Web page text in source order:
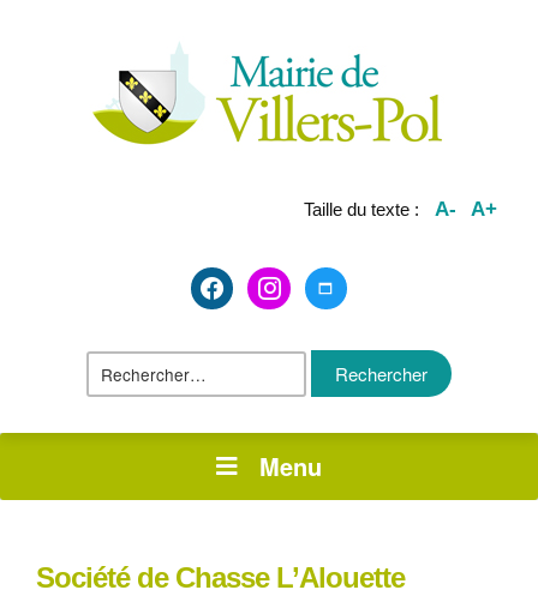
Taille du texte : A- A+
facebook2instagrammaximize
Rechercher :
Menu
Société de Chasse L’Alouette